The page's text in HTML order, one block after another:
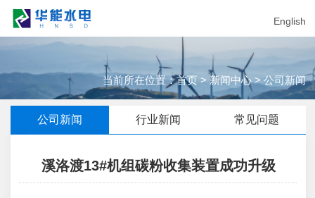
English
当前所在位置：首页 > 新闻中心> 公司新闻
公司新闻 行业新闻 常见问题
溪洛渡13#机组碳粉收集装置成功升级